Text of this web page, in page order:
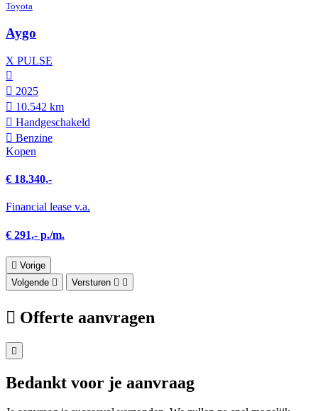
Toyota
Aygo
X PULSE
2025
10.542 km
Hand­geschakeld
Benzine
Kopen
€ 18.340,-
Financial lease v.a.
€ 291,- p./m.
Vorige
Volgende
Versturen
Offerte aanvragen
Bedankt voor je aanvraag